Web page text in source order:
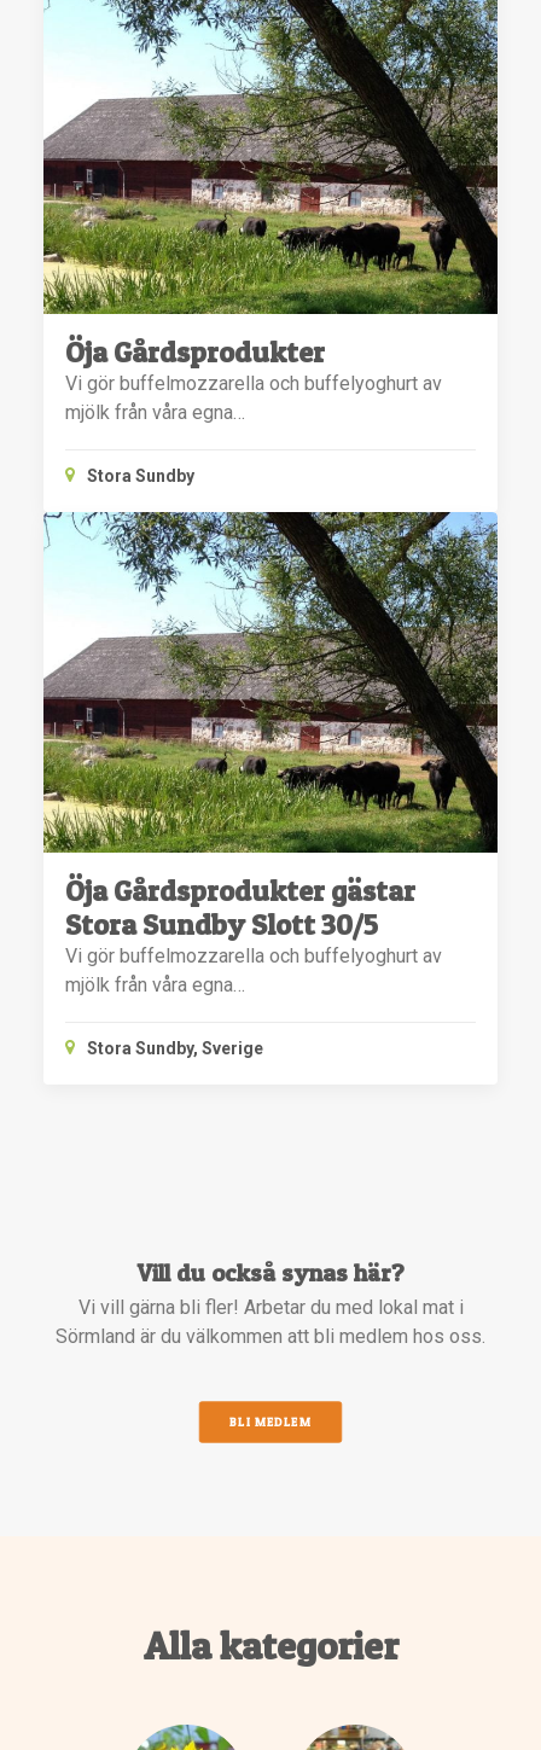
Öja Gårdsprodukter
Vi gör buffelmozzarella och buffelyoghurt av
mjölk från våra egna…
Stora Sundby
Öja Gårdsprodukter gästar
Stora Sundby Slott 30/5
Vi gör buffelmozzarella och buffelyoghurt av
mjölk från våra egna…
Stora Sundby, Sverige
Vill du också synas här?
Vi vill gärna bli fler! Arbetar du med lokal mat i
Sörmland är du välkommen att bli medlem hos oss.
BLI MEDLEM
Alla kategorier